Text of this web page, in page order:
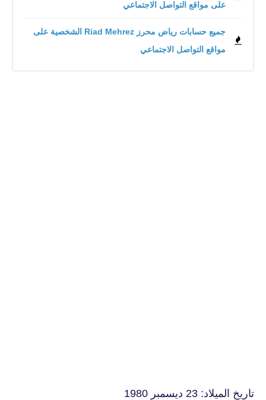
على مواقع التواصل الاجتماعي
جميع حسابات رياض محرز Riad Mehrez الشخصية على
مواقع التواصل الاجتماعي
تاريخ الميلاد: 23 ديسمبر 1980